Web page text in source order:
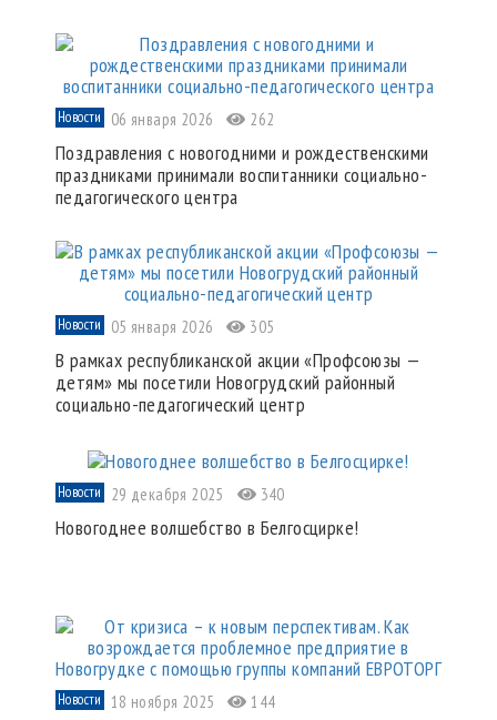
Новости 06 января 2026 262
Поздравления с новогодними и рождественскими
праздниками принимали воспитанники социально-
педагогического центра
Новости 05 января 2026 305
В рамках республиканской акции «Профсоюзы —
детям» мы посетили Новогрудский районный
социально-педагогический центр
Новости 29 декабря 2025 340
Новогоднее волшебство в Белгосцирке!
Новости 18 ноября 2025 144